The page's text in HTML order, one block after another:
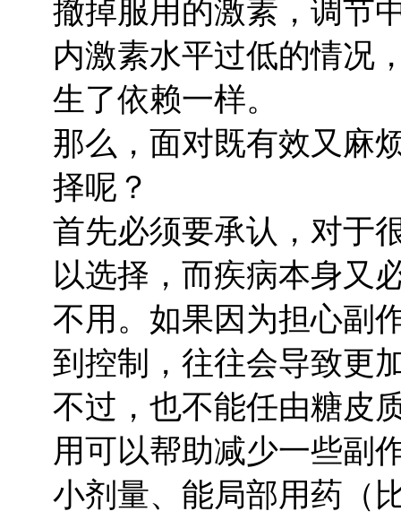
撤掉服用的激素，调节
内激素水平过低的情况
生了依赖一样。
那么，面对既有效又麻
择呢？
首先必须要承认，对于
以选择，而疾病本身又
不用。如果因为担心副
到控制，往往会导致更
不过，也不能任由糖皮
用可以帮助减少一些副
小剂量、能局部用药（